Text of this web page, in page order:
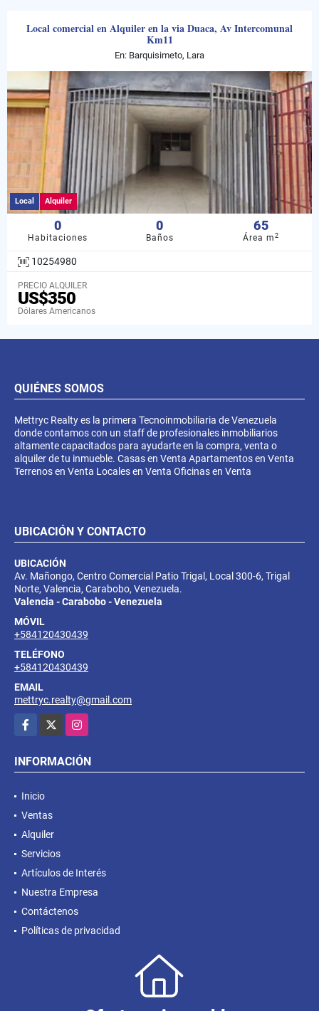
Local comercial en Alquiler en la via Duaca, Av Intercomunal
Km11
En: Barquisimeto, Lara
Local Alquiler
0
Habitaciones
0
Baños
65
Área m2
10254980
PRECIO ALQUILER
US$350
Dólares Americanos
QUIÉNES SOMOS
Mettryc Realty es la primera Tecnoinmobiliaria de Venezuela
donde contamos con un staff de profesionales inmobiliarios
altamente capacitados para ayudarte en la compra, venta o
alquiler de tu inmueble. Casas en Venta Apartamentos en Venta
Terrenos en Venta Locales en Venta Oficinas en Venta
UBICACIÓN Y CONTACTO
UBICACIÓN
Av. Mañongo, Centro Comercial Patio Trigal, Local 300-6, Trigal
Norte, Valencia, Carabobo, Venezuela.
Valencia - Carabobo - Venezuela
MÓVIL
+584120430439
TELÉFONO
+584120430439
EMAIL
mettryc.realty@gmail.com
Facebook
Instagram
INFORMACIÓN
Inicio
Ventas
Alquiler
Servicios
Artículos de Interés
Nuestra Empresa
Contáctenos
Políticas de privacidad